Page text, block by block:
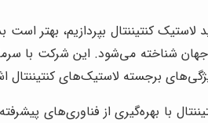
جهان شناخته می‌شود. این شرکت با
برجسته لاستیک‌های کنتیننتال
با بهره‌گیری از فناوری‌های